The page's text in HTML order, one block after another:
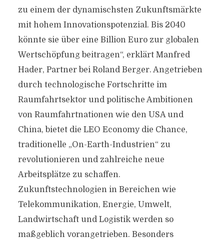
zu einem der dynamischsten Zukunftsmärkte
mit hohem Innovationspotenzial. Bis 2040
könnte sie über eine Billion Euro zur globalen
Wertschöpfung beitragen“, erklärt Manfred
Hader, Partner bei Roland Berger. Angetrieben
durch technologische Fortschritte im
Raumfahrtsektor und politische Ambitionen
von Raumfahrtnationen wie den USA und
China, bietet die LEO Economy die Chance,
traditionelle „On-Earth-Industrien“ zu
revolutionieren und zahlreiche neue
Arbeitsplätze zu schaffen.
Zukunftstechnologien in Bereichen wie
Telekommunikation, Energie, Umwelt,
Landwirtschaft und Logistik werden so
maßgeblich vorangetrieben. Besonders